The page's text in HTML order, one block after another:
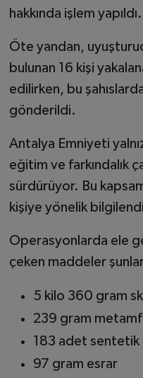
hakkında işlem yapıldı.
Öte yandan,
bulunan 16 kişi
edilirken, bu
gönderildi.
Antalya Emniyeti
eğitim ve farkındalık
sürdürüyor. Bu
kişiye yönelik
Operasyonlarda ele
çeken maddeler
5 kilo 360 gram
239 gram
183 adet sentetik
97 gram esrar